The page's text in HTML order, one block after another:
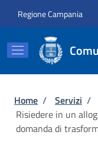
Regione Campania
Briciole
Home / Servizi /
Risiedere in un
domanda di